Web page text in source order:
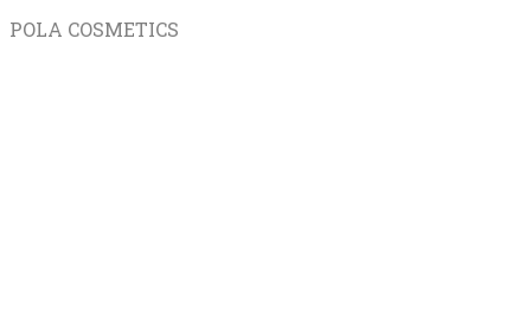
POLA COSMETICS